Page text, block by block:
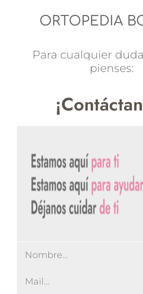
ORTOPEDIA
Para cualquier
pienses: